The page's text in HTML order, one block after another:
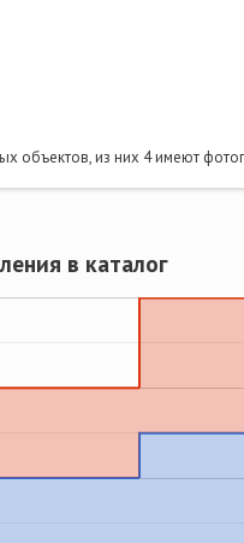
объектов, из них 4 имеют
в каталог